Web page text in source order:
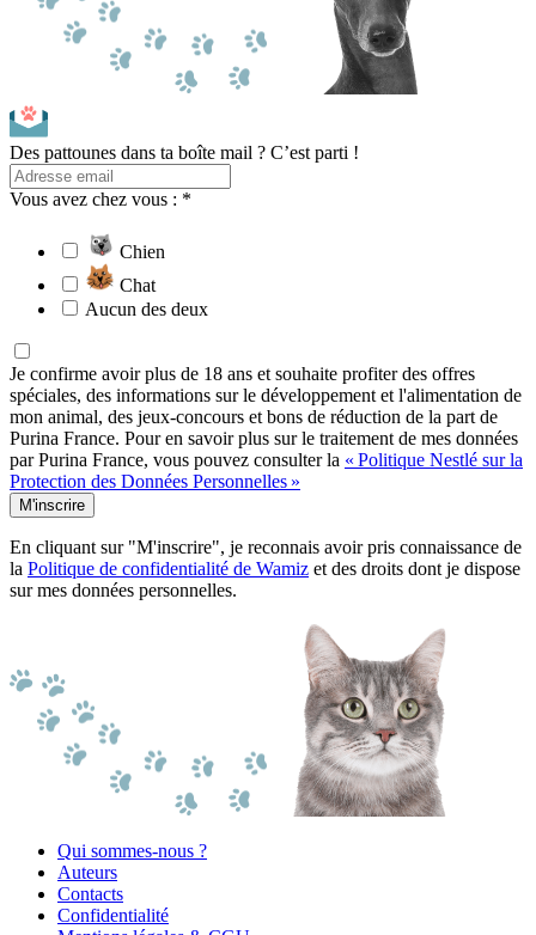
Des pattounes dans ta boîte mail ? C’est parti !
Vous avez chez vous : *
Chien
Chat
Aucun des deux
Je confirme avoir plus de 18 ans et souhaite profiter des offres
spéciales, des informations sur le développement et l'alimentation de
mon animal, des jeux-concours et bons de réduction de la part de
Purina France. Pour en savoir plus sur le traitement de mes données
par Purina France, vous pouvez consulter la « Politique Nestlé sur la
Protection des Données Personnelles »
M'inscrire
En cliquant sur "M'inscrire", je reconnais avoir pris connaissance de
la Politique de confidentialité de Wamiz et des droits dont je dispose
sur mes données personnelles.
Qui sommes-nous ?
Auteurs
Contacts
Confidentialité